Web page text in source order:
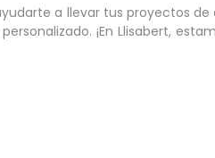
a llevar tus proyectos
¡En Llisabert,